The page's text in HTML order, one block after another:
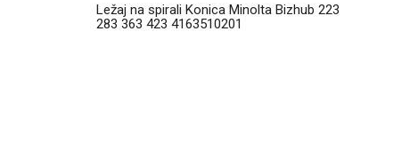
Ležaj na spirali Konica Minolta Bizhub 223
283 363 423 4163510201